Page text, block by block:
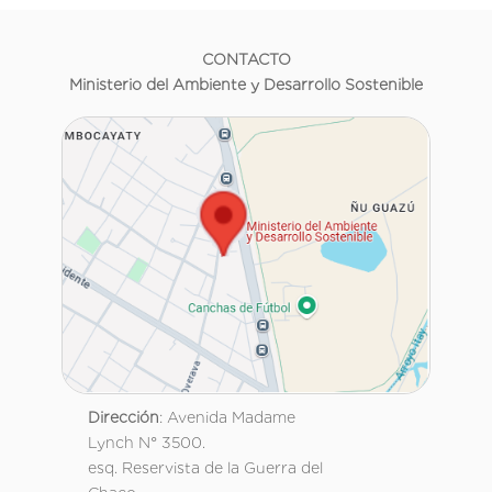
CONTACTO
Ministerio del Ambiente y Desarrollo Sostenible
Dirección: Avenida Madame
Lynch N° 3500.
esq. Reservista de la Guerra del